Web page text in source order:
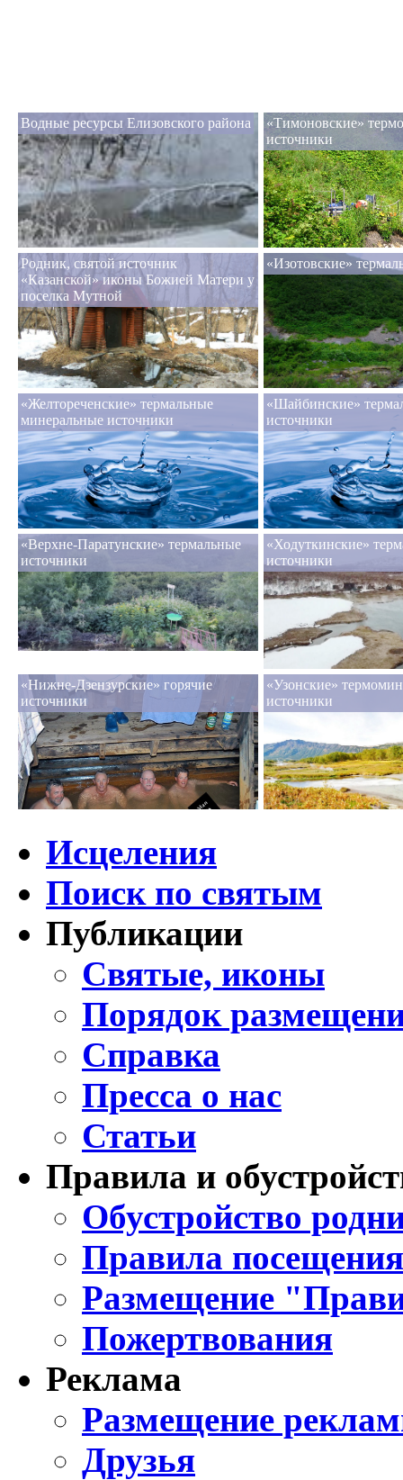
Водные ресурсы Елизовского района
«Тимоновские»
источники
Родник, святой источник
«Казанской» иконы Божией Матери у
поселка Мутной
«Изотовские»
«Желтореченские» термальные
минеральные источники
«Шайбинские»
источники
«Верхне-Паратунские» термальные
источники
«Ходуткинские»
источники
«Нижне-Дзензурские» горячие
источники
«Узонские»
источники
Исцеления
Поиск по святым
Публикации
Святые, иконы
Порядок
Справка
Пресса о нас
Статьи
Правила и
Обустройство
Правила
Размещение
Пожертвования
Реклама
Размещение
Друзья